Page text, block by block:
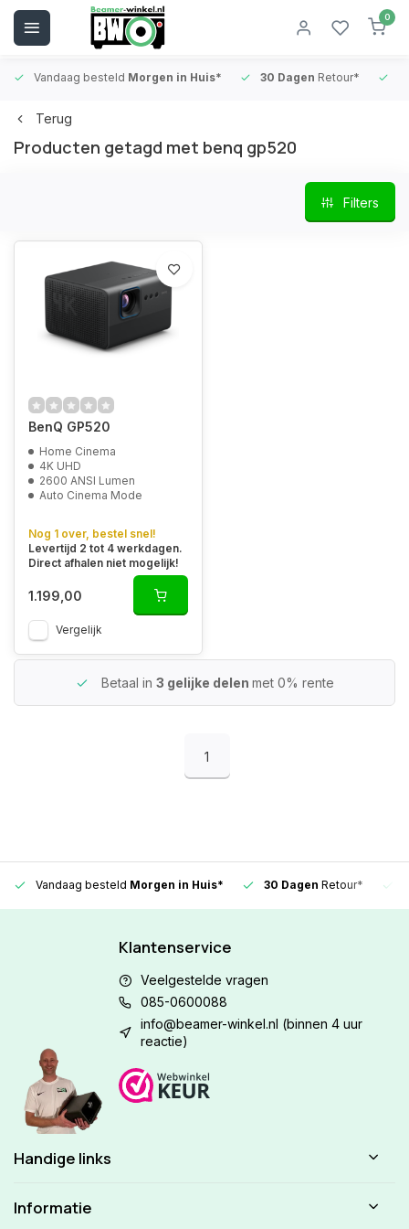
0
Vandaag besteld Morgen in Huis* 30 Dagen Retour*
Terug
Producten getagd met benq gp520
Filters
BenQ GP520
Home Cinema
4K UHD
2600 ANSI Lumen
Auto Cinema Mode
Nog 1 over, bestel snel!
Levertijd 2 tot 4 werkdagen.
Direct afhalen niet mogelijk!
1.199,00
Vergelijk
Betaal in 3 gelijke delen met 0% rente
1
Vandaag besteld Morgen in Huis* 30 Dagen Retour*
Klantenservice
Veelgestelde vragen
085-0600088
info@beamer-winkel.nl (binnen 4 uur
reactie)
Handige links
Informatie